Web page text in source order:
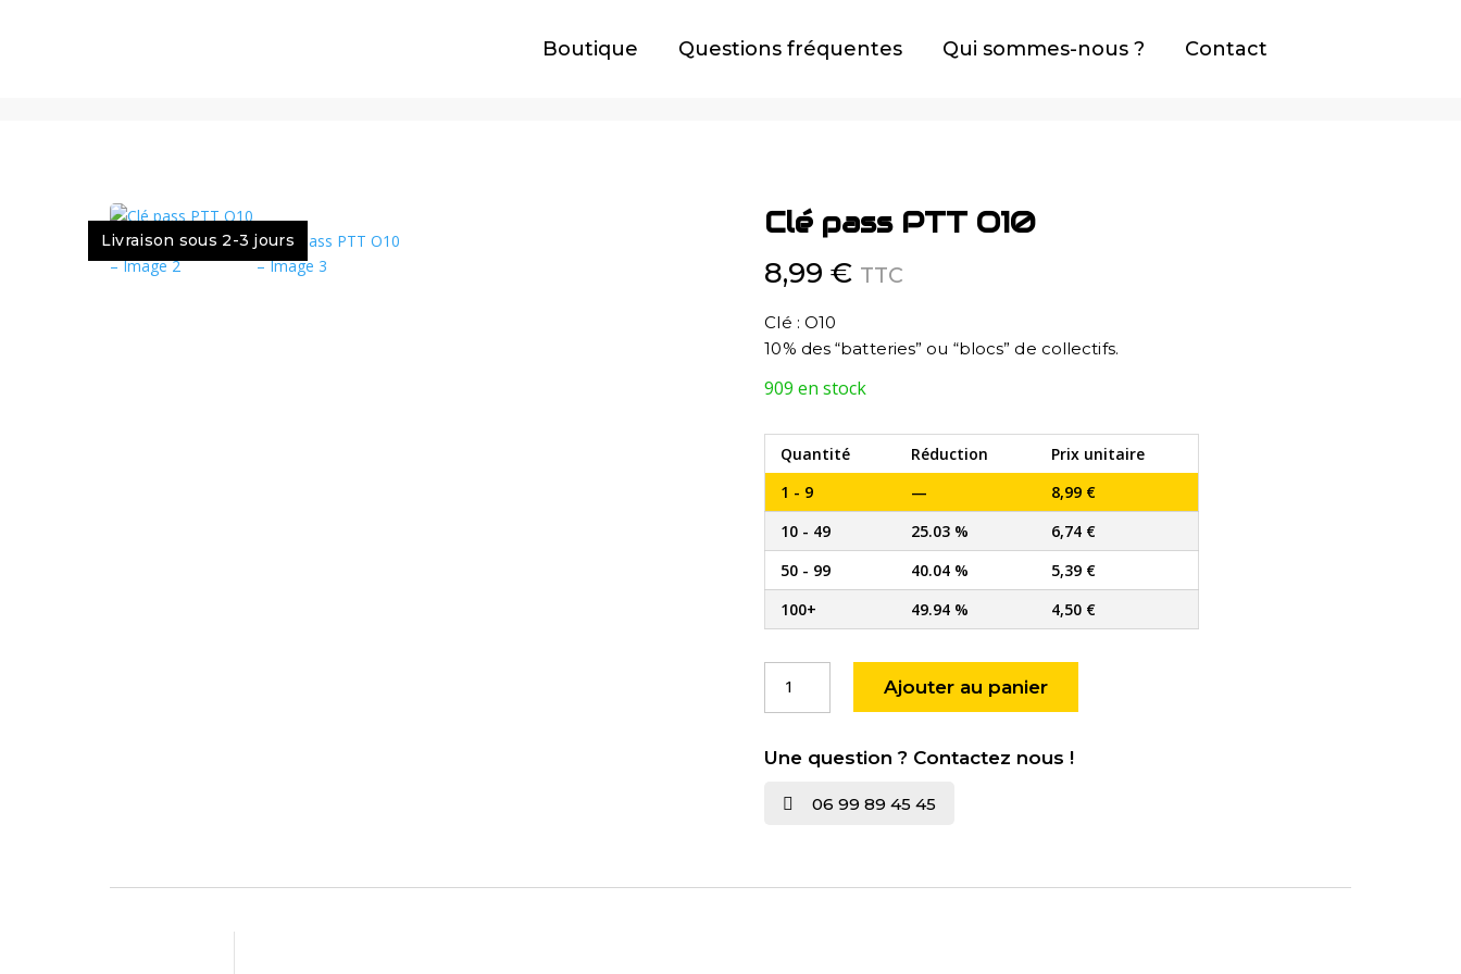
Boutique Questions fréquentes Qui sommes-nous ? Contact
Livraison sous 2-3 jours Clé pass PTT O10
8,99€ TTC
Clé : O10
10% des “batteries” ou “blocs” de collectifs.
909 en stock
Quantité Réduction
Prix unitaire
1 - 9
— 8,99 €
10 - 49
25.03 % 6,74 €
50 - 99
40.04 % 5,39 €
100+
49.94 % 4,50 €
pass
O10
Ajouter au panier
Une question ? Contactez nous !
 06 99 89 45 45